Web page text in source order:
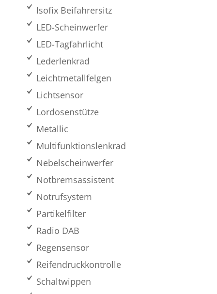
Isofix Beifahrersitz
LED-Scheinwerfer
LED-Tagfahrlicht
Lederlenkrad
Leichtmetallfelgen
Lichtsensor
Lordosenstütze
Metallic
Multifunktionslenkrad
Nebelscheinwerfer
Notbremsassistent
Notrufsystem
Partikelfilter
Radio DAB
Regensensor
Reifendruckkontrolle
Schaltwippen